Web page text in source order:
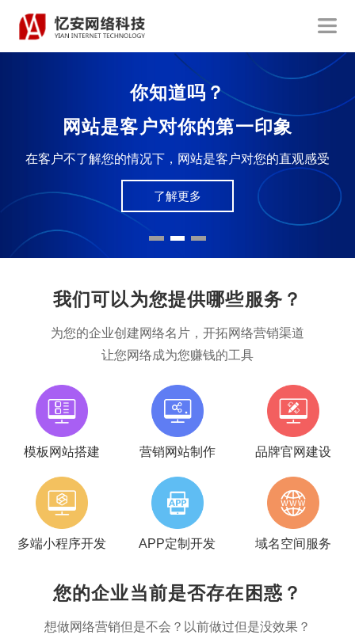
你知道吗？
网站是客户对你的第一印象
在客户不了解您的情况下，网站是客户对您的直观感受
了解更多
我们可以为您提供哪些服务？
为您的企业创建网络名片，开拓网络营销渠道
让您网络成为您赚钱的工具
模板网站搭建 营销网站制作 品牌官网建设
多端小程序开发 APP定制开发 域名空间服务
您的企业当前是否存在困惑？
想做网络营销但是不会？以前做过但是没效果？